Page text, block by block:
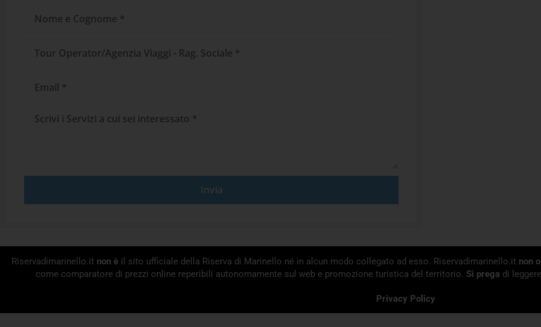
Operator/Agenzia
Messaggio
Invia
Riservadimarinello.it non è il sito ufficiale della Riserva di Marinello né in alcun modo collegato ad esso. Riservadimarinello.it non
come comparatore di prezzi online reperibili autonomamente sul web e promozione turistica del territorio. Si prega di
Privacy Policy